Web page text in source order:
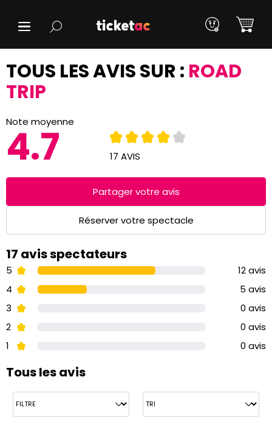
TOUS LES AVIS SUR : ROAD
TRIP
Note moyenne
4.7 17 AVIS
Réserver votre spectacle
Partager votre avis
17 avis spectateurs
5
12 avis
4
5 avis
3
0 avis
2
0 avis
1
0 avis
Tous les avis